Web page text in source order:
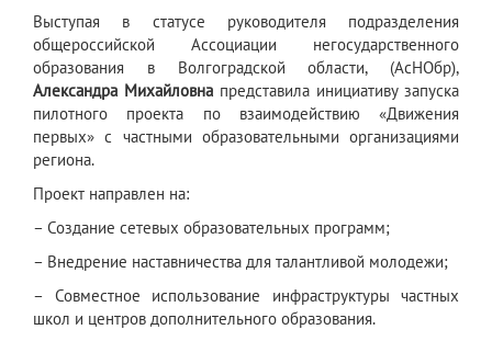
Выступая в статусе руководителя подразделения
общероссийской Ассоциации негосударственного
образования в Волгоградской области, (АсНОбр),
Александра Михайловна представила инициативу запуска
пилотного проекта по взаимодействию «Движения
первых» с частными образовательными организациями
региона.
Проект направлен на:
– Создание сетевых образовательных программ;
– Внедрение наставничества для талантливой молодежи;
– Совместное использование инфраструктуры частных
школ и центров дополнительного образования.